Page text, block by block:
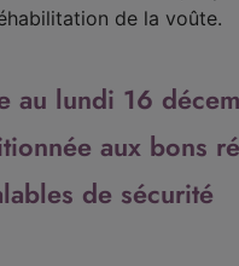
de la voûte.
au lundi 16
aux bons
de sécurité